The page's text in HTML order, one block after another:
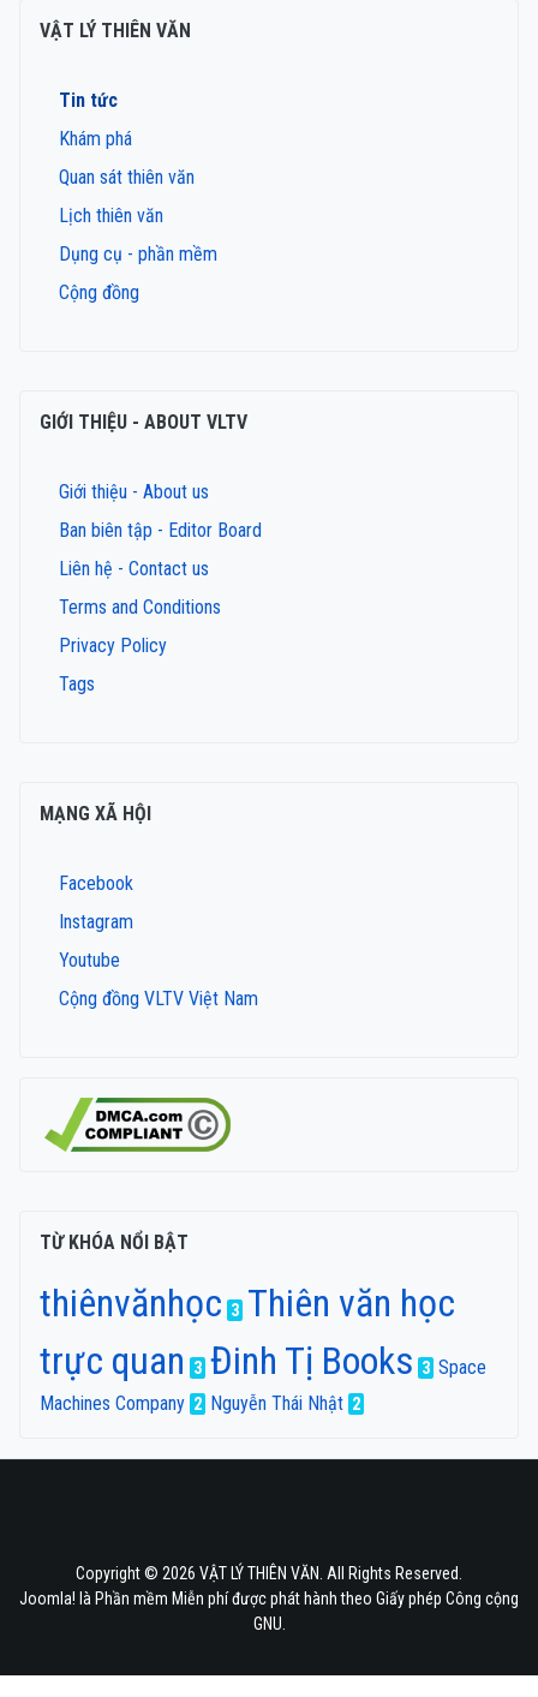
VẬT LÝ THIÊN VĂN
Tin tức
Khám phá
Quan sát thiên văn
Lịch thiên văn
Dụng cụ - phần mềm
Cộng đồng
GIỚI THIỆU - ABOUT VLTV
Giới thiệu - About us
Ban biên tập - Editor Board
Liên hệ - Contact us
Terms and Conditions
Privacy Policy
Tags
MẠNG XÃ HỘI
Facebook
Instagram
Youtube
Cộng đồng VLTV Việt Nam
TỪ KHÓA NỔI BẬT
thiênvănhọc 3 Thiên văn học
trực quan
3 Đinh Tị Books 3 Space
Machines Company 2 Nguyễn Thái Nhật 2
Copyright © 2026 VẬT LÝ THIÊN VĂN. All Rights Reserved.
Joomla! là Phần mềm Miễn phí được phát hành theo Giấy phép Công cộng
GNU.